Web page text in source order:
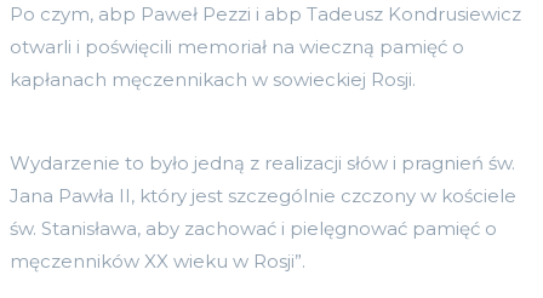
Po czym, abp Paweł Pezzi i abp Tadeusz Kondrusiewicz
otwarli i poświęcili memoriał na wieczną pamięć o
kapłanach męczennikach w sowieckiej Rosji.
Wydarzenie to było jedną z realizacji słów i pragnień św.
Jana Pawła II, który jest szczególnie czczony w kościele
św. Stanisława, aby zachować i pielęgnować pamięć o
męczenników XX wieku w Rosji”.